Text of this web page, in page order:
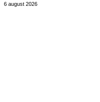
6 august 2026